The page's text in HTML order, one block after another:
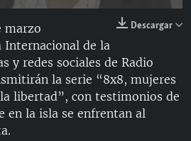
270p 360p
144p
360p
Descargar
marzo
Internacional de la
y redes sociales de Radio
la serie “8x8, mujeres
libertad”, con testimonios de
en la isla se enfrentan al